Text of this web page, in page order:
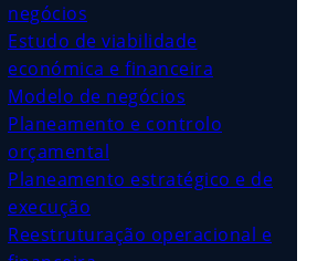
negócios
Estudo de viabilidade
económica e financeira
Modelo de negócios
Planeamento e controlo
orçamental
Planeamento estratégico e de
execução
Reestruturação operacional e